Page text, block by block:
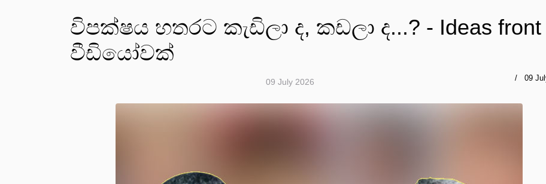
විපක්ෂය හතරට කැඩිලා ද, කඩලා ද...? - Ideas front
වීඩියෝවක්
09 July 2026 09